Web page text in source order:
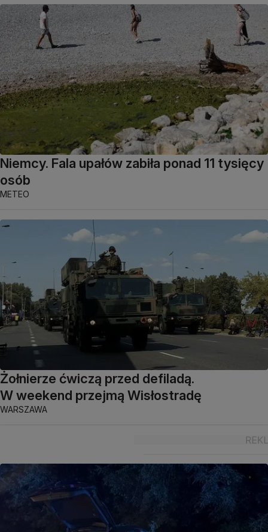
Niemcy. Fala upałów zabiła ponad 11 tysięcy
osób
METEO
Żołnierze ćwiczą przed defiladą.
W weekend przejmą Wisłostradę
WARSZAWA